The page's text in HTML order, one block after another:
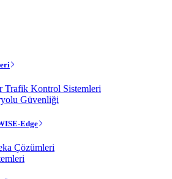
Trafik Kontrol Sistemleri
Güvenliği
Edge
Çözümleri